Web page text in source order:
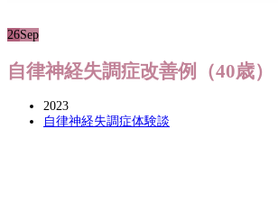
26Sep
自律神経失調症改善例（40歳）
2023
自律神経失調症体験談